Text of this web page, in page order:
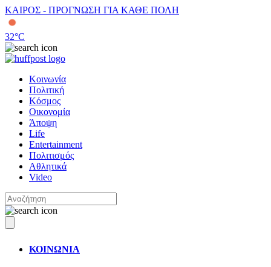
ΚΑΙΡΟΣ - ΠΡΟΓΝΩΣΗ ΓΙΑ ΚΑΘΕ ΠΟΛΗ
32°C
Κοινωνία
Πολιτική
Κόσμος
Οικονομία
Άποψη
Life
Entertainment
Πολιτισμός
Αθλητικά
Video
ΚΟΙΝΩΝΙΑ